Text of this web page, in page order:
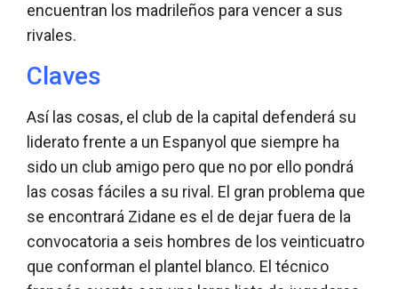
encuentran los madrileños para vencer a sus
rivales.
Claves
Así las cosas, el club de la capital defenderá su
liderato frente a un Espanyol que siempre ha
sido un club amigo pero que no por ello pondrá
las cosas fáciles a su rival. El gran problema que
se encontrará Zidane es el de dejar fuera de la
convocatoria a seis hombres de los veinticuatro
que conforman el plantel blanco. El técnico